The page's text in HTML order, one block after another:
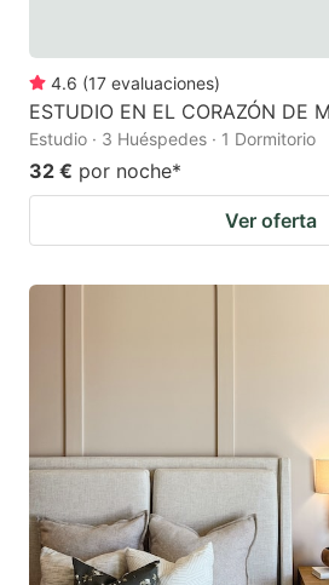
4.6 (17 evaluaciones)
ESTUDIO EN EL CORAZÓN DE
Estudio · 3 Huéspedes · 1 Dormitorio
32 € por noche*
Ver oferta